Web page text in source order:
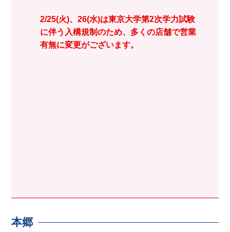
2/25(火)、26(水)は東京大学第2次学力試験
に伴う入構規制のため、多くの店舗で営業
有無に変更がございます。
本郷